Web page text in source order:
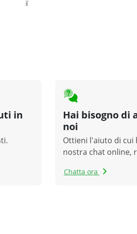
in
Hai bisogno di
noi
Ottieni l'aiuto di cui
nostra chat online,
Chatta ora